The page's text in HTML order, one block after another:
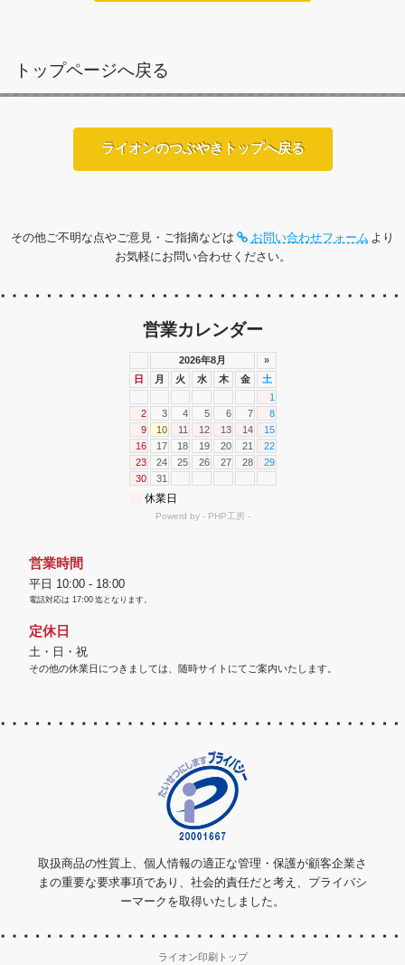
トップページへ戻る
ライオンのつぶやきトップへ戻る
その他ご不明な点やご意見・ご指摘などは お問い合わせフォーム より
お気軽にお問い合わせください。
営業カレンダー
営業時間
平日 10:00 - 18:00
電話対応は 17:00 迄となります。
定休日
土・日・祝
その他の休業日につきましては、随時サイトにてご案内いたします。
取扱商品の性質上、個人情報の適正な管理・保護が顧客企業さ
まの重要な要求事項であり、社会的責任だと考え、プライバシ
ーマークを取得いたしました。
ライオン印刷トップ